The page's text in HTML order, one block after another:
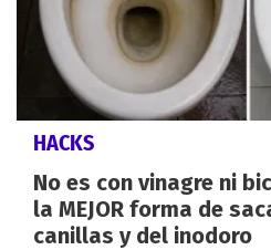
HACKS
No es con vinagre ni
la MEJOR forma de
canillas y del inodoro